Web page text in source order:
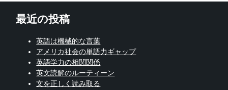
最近の投稿
英語は機械的な言葉
アメリカ社会の単語力ギャップ
英語学力の相関関係
英文読解のルーティーン
文を正しく読み取る